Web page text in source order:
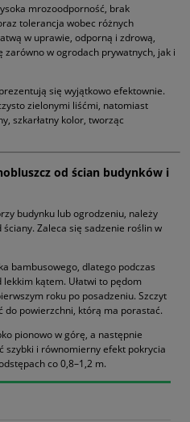
mrozoodporność, brak
tolerancja wobec różnych
w uprawie, odporną i zdrową,
w ogrodach prywatnych, jak i
się wyjątkowo efektownie.
zielonymi liśćmi, natomiast
szkarłatny kolor, tworząc
od ścian budynków i
budynku lub ogrodzeniu, należy
Zaleca się sadzenie roślin w
bambusowego, dlatego podczas
kątem. Ułatwi to pędom
roku po posadzeniu. Szczyt
powierzchni, którą ma porastać.
pionowo w górę, a następnie
szybki i równomierny efekt pokrycia
co 0,8–1,2 m.